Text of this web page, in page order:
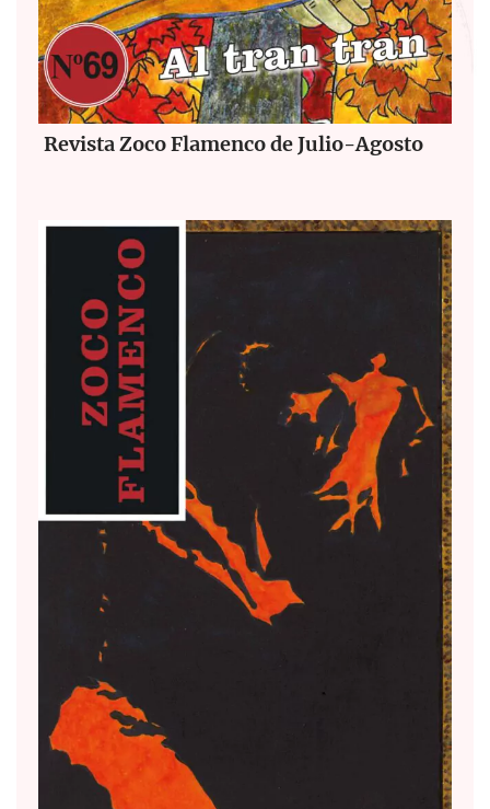
Revista Zoco Flamenco de Julio-Agosto